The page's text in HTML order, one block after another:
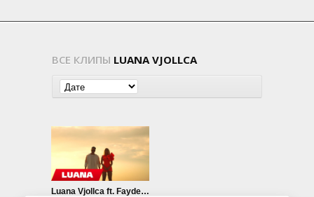
ВСЕ КЛИПЫ LUANA VJOLLCA
Luana Vjollca ft. Faydee — Yalla Habibi